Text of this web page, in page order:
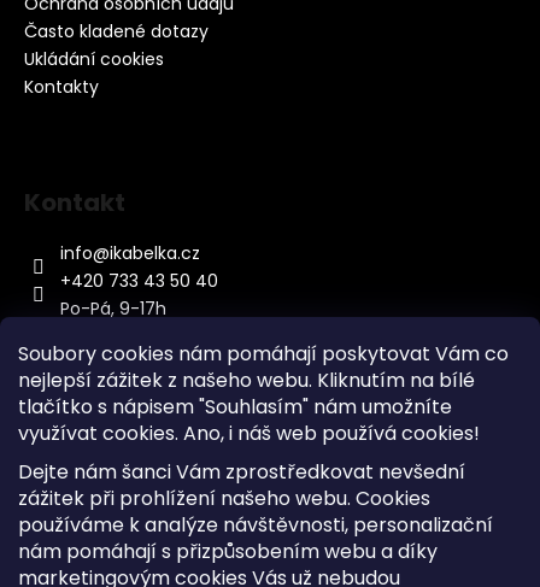
Soubory cookies nám pomáhají poskytovat Vám co
nejlepší zážitek z našeho webu. Kliknutím na bílé
tlačítko s nápisem "Souhlasím" nám umožníte
využívat cookies. Ano, i náš web používá cookies!
Dejte nám šanci Vám zprostředkovat nevšední
zážitek při prohlížení našeho webu. Cookies
používáme k analýze návštěvnosti, personalizační
nám pomáhají s přizpůsobením webu a díky
marketingovým cookies Vás už nebudou
Často kladené dotazy
Ukládání cookies
Kontakty
Kontakt
info@ikabelka.cz
+420 733 43 50 40
Po-Pá, 9-17h
Kontakt
Sitemap
Doprava a Platba
Reklamace Zboží
Obchodní podmínky